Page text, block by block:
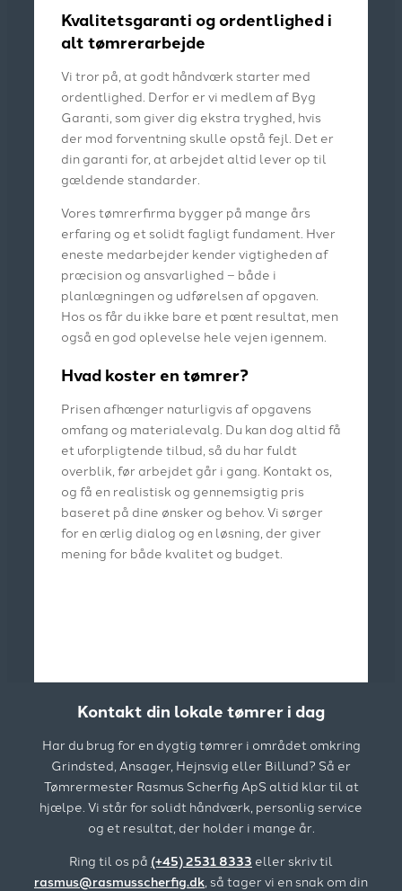
Kvalitetsgaranti og ordentlighed i
alt tømrerarbejde
Vi tror på, at godt håndværk starter med
ordentlighed. Derfor er vi medlem af Byg
Garanti, som giver dig ekstra tryghed, hvis
der mod forventning skulle opstå fejl. Det er
din garanti for, at arbejdet altid lever op til
gældende standarder.
Vores tømrerfirma bygger på mange års
erfaring og et solidt fagligt fundament. Hver
eneste medarbejder kender vigtigheden af
præcision og ansvarlighed – både i
planlægningen og udførelsen af opgaven.
Hos os får du ikke bare et pænt resultat, men
også en god oplevelse hele vejen igennem.
Hvad koster en tømrer?
Prisen afhænger naturligvis af opgavens
omfang og materialevalg. Du kan dog altid få
et uforpligtende tilbud, så du har fuldt
overblik, før arbejdet går i gang. Kontakt os,
og få en realistisk og gennemsigtig pris
baseret på dine ønsker og behov. Vi sørger
for en ærlig dialog og en løsning, der giver
mening for både kvalitet og budget.
Kontakt din lokale tømrer i dag
Har du brug for en dygtig tømrer i området omkring
Grindsted, Ansager, Hejnsvig eller Billund? Så er
Tømrermester Rasmus Scherfig ApS altid klar til at
hjælpe. Vi står for solidt håndværk, personlig service
og et resultat, der holder i mange år.
Ring til os på (+45) 2531 8333 eller skriv til
rasmus@rasmusscherfig.dk , så tager vi en snak om din